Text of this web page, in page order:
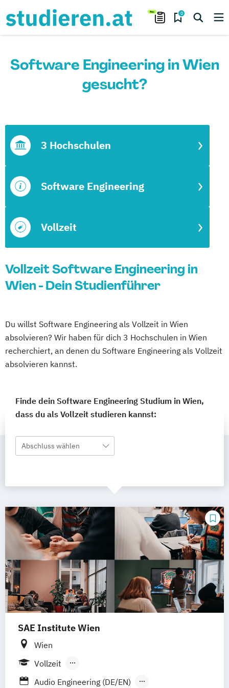
0
Software Engineering in Wien
gesucht?
Vollzeit
Software Engineering
3 Hochschulen
Vollzeit Software Engineering in
Wien - Dein Studienführer
Du willst Software Engineering als Vollzeit in Wien
absolvieren? Wir haben für dich 3 Hochschulen in Wien
recherchiert, an denen du Software Engineering als Vollzeit
absolvieren kannst.
Finde dein Software Engineering Studium in Wien,
dass du als Vollzeit studieren kannst:
Abschluss wählen
SAE Institute Wien
Wien
Vollzeit
Berufsbegleitendes Präsenzstudium
Audio Engineering (DE/EN)